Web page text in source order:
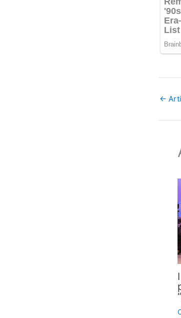
←